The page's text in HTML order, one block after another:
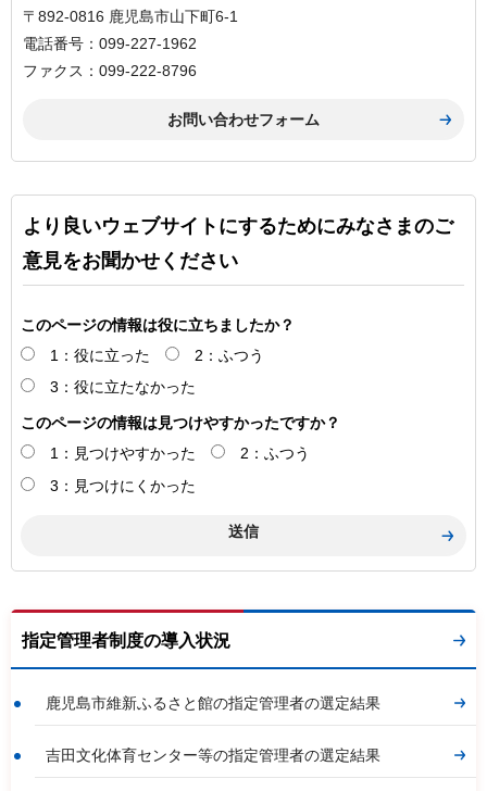
〒892-0816 鹿児島市山下町6-1
電話番号：099-227-1962
ファクス：099-222-8796
より良いウェブサイトにするためにみなさまのご
意見をお聞かせください
このページの情報は役に立ちましたか？
1：役に立った
2：ふつう
3：役に立たなかった
このページの情報は見つけやすかったですか？
1：見つけやすかった
2：ふつう
3：見つけにくかった
指定管理者制度の導入状況
鹿児島市維新ふるさと館の指定管理者の選定結果
吉田文化体育センター等の指定管理者の選定結果